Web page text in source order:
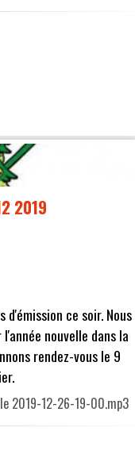
2019
d'émission ce soir. Nous
nouvelle dans la
rendez-vous le 9
2019-12-26-19-00.mp3